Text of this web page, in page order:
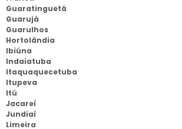
Guaratinguetá
Guarujá
Guarulhos
Hortolândia
Ibiúna
Indaiatuba
Itaquaquecetuba
Itupeva
Itú
Jacareí
Jundiaí
Limeira